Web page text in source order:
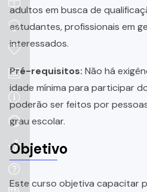
adultos em busca de
estudantes, profissionais em
interessados.
Pré-requisitos: Não há
idade mínima para participar
poderão ser feitos por
grau escolar.
Objetivo
Este curso objetiva capacitar